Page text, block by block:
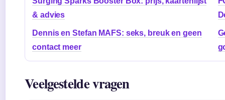
& advies
Dennis en Stefan MAFS: seks, breuk en geen
contact meer
Veelgestelde vragen